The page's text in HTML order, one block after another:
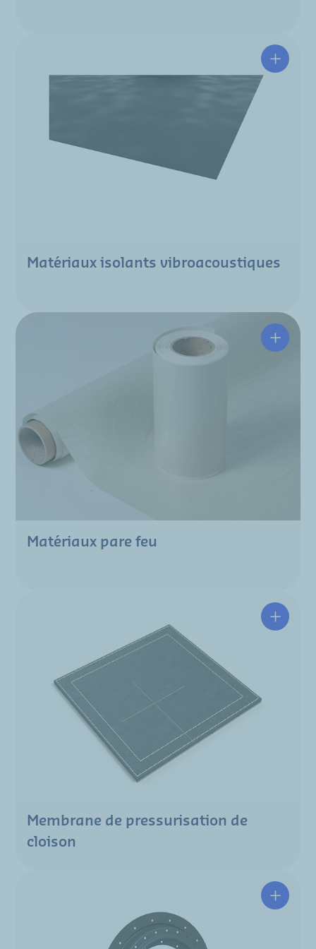
Matériaux isolants vibroacoustiques
Matériaux pare feu
Membrane de pressurisation de
cloison